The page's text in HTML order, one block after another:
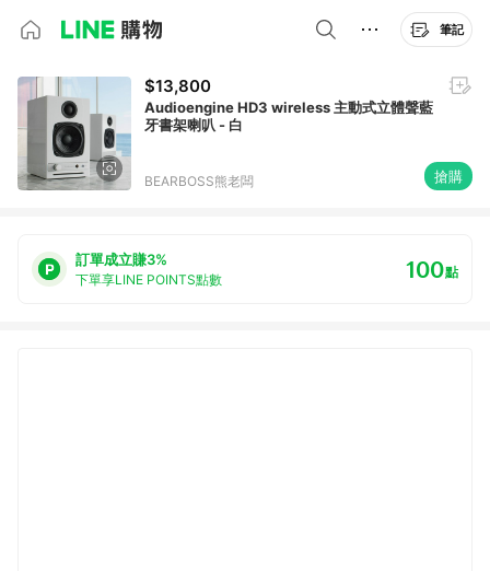
筆記
$13,800
Audioengine HD3 wireless 主動式立體聲藍
牙書架喇叭 - 白
BEARBOSS熊老闆 搶購
訂單成立賺3%
下單享LINE POINTS點數 100點